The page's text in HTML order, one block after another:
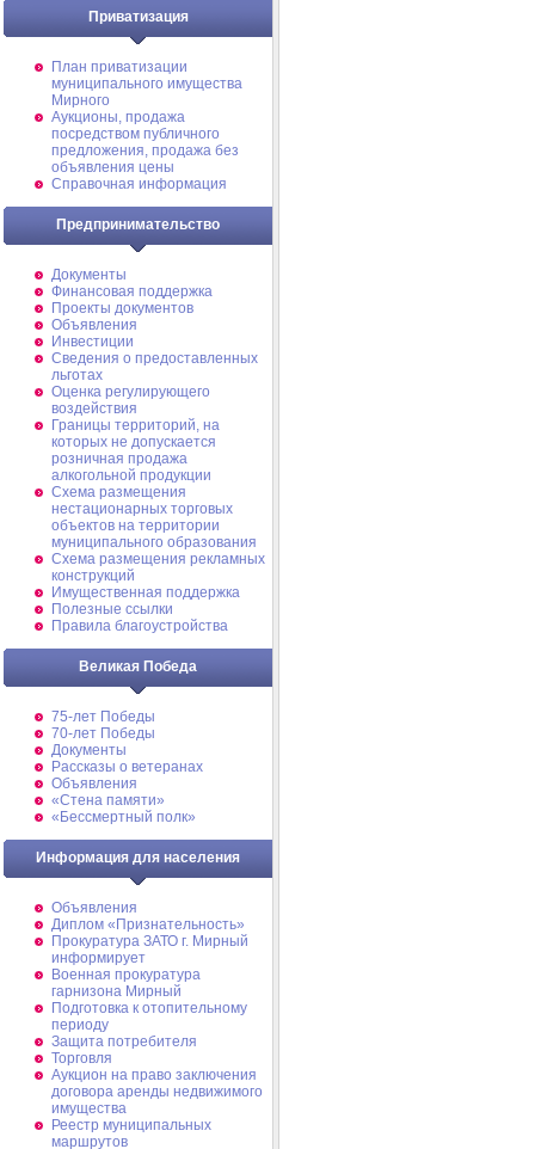
Приватизация
План приватизации
муниципального имущества
Мирного
Аукционы, продажа
посредством публичного
предложения, продажа без
объявления цены
Справочная информация
Предпринимательство
Документы
Финансовая поддержка
Проекты документов
Объявления
Инвестиции
Сведения о предоставленных
льготах
Оценка регулирующего
воздействия
Границы территорий, на
которых не допускается
розничная продажа
алкогольной продукции
Схема размещения
нестационарных торговых
объектов на территории
муниципального образования
Схема размещения рекламных
конструкций
Имущественная поддержка
Полезные ссылки
Правила благоустройства
Великая Победа
75-лет Победы
70-лет Победы
Документы
Рассказы о ветеранах
Объявления
«Стена памяти»
«Бессмертный полк»
Информация для населения
Объявления
Диплом «Признательность»
Прокуратура ЗАТО г. Мирный
информирует
Военная прокуратура
гарнизона Мирный
Подготовка к отопительному
периоду
Защита потребителя
Торговля
Аукцион на право заключения
договора аренды недвижимого
имущества
Реестр муниципальных
маршрутов